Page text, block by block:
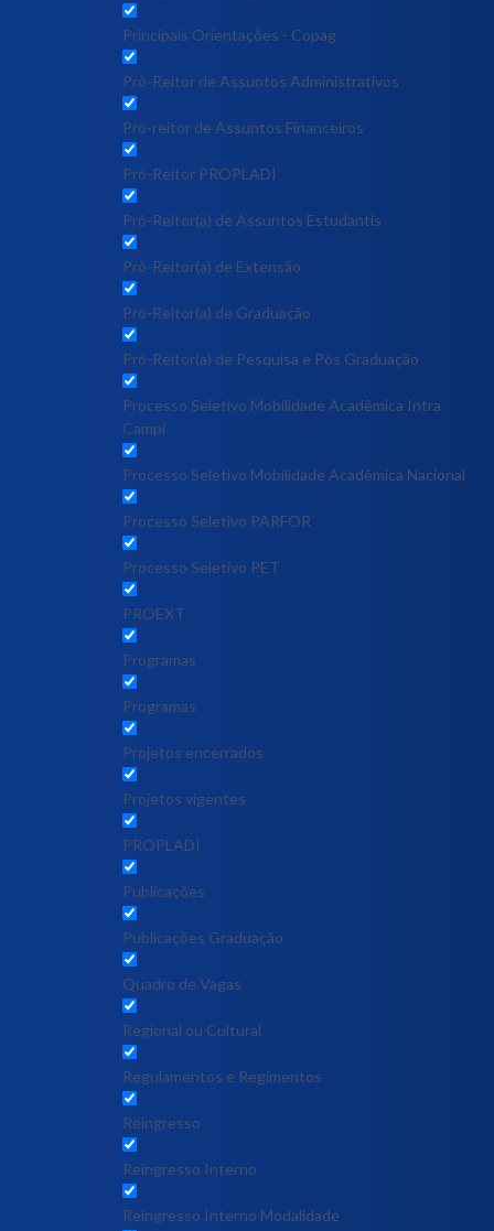
Principais Orientações - Copag
Pró-Reitor de Assuntos Administrativos
Pró-reitor de Assuntos Financeiros
Pró-Reitor PROPLADI
Pró-Reitor(a) de Assuntos Estudantis
Pró-Reitor(a) de Extensão
Pró-Reitor(a) de Graduação
Pró-Reitor(a) de Pesquisa e Pós Graduação
Processo Seletivo Mobilidade Acadêmica Intra
Campi
Processo Seletivo Mobilidade Acadêmica Nacional
Processo Seletivo PARFOR
Processo Seletivo PET
PROEXT
Programas
Programas
Projetos encerrados
Projetos vigentes
PROPLADI
Publicações
Publicações Graduação
Quadro de Vagas
Regional ou Cultural
Regulamentos e Regimentos
Reingresso
Reingresso Interno
Reingresso Interno Modalidade